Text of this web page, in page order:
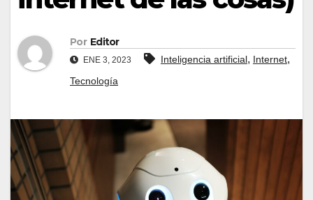
Por Editor
ENE 3, 2023 Inteligencia artificial, Internet,
Tecnología